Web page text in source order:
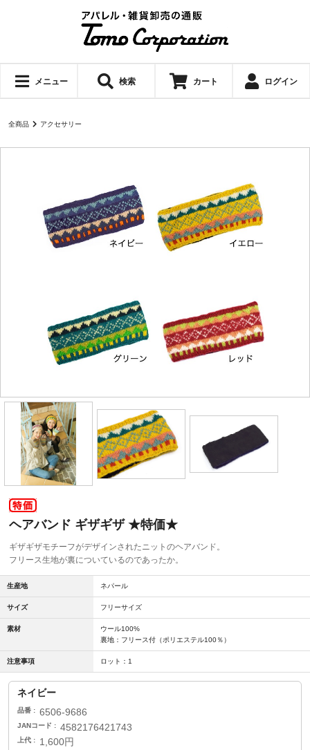
メニュー 検索 カート ログイン
全商品 アクセサリー
ヘアバンド ギザギザ ★特価★
ギザギザモチーフがデザインされたニットのヘアバンド。
フリース生地が裏についているのであったか。
生産地 ネパール
サイズ フリーサイズ
素材
ウール100%
裏地：フリース付（ポリエステル100％）
注意事項 ロット：1
ネイビー
品番 6506-9686
JANコード 4582176421743
上代 1,600円